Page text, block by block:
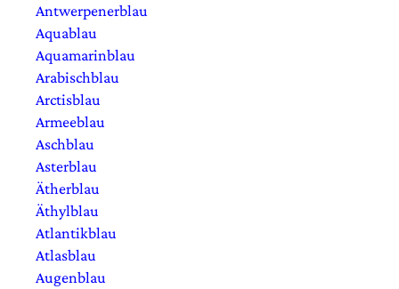
Antwerpenerblau
Aquablau
Aquamarinblau
Arabischblau
Arctisblau
Armeeblau
Aschblau
Asterblau
Ätherblau
Äthylblau
Atlantikblau
Atlasblau
Augenblau